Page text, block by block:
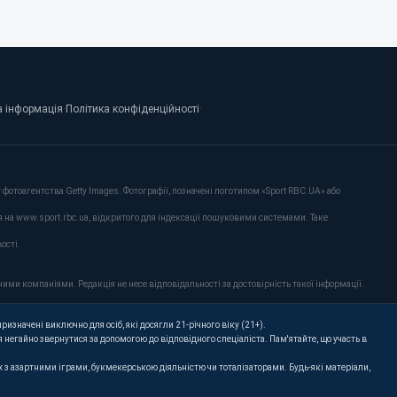
інформація· Політика конфіденційності·
Getty Images. Фотографії, позначені логотипом «Sport RBC.UA» або
на www.sport.rbc.ua, відкритого для індексації пошуковими системами. Таке
компаніями. Редакція не несе відповідальності за достовірність такої інформації.
виключно для осіб, які досягли 21-річного віку (21+).
звернутися за допомогою до відповідного спеціаліста. Пам'ятайте, що участь в
азартними іграми, букмекерською діяльністю чи тоталізаторами. Будь-які матеріали,